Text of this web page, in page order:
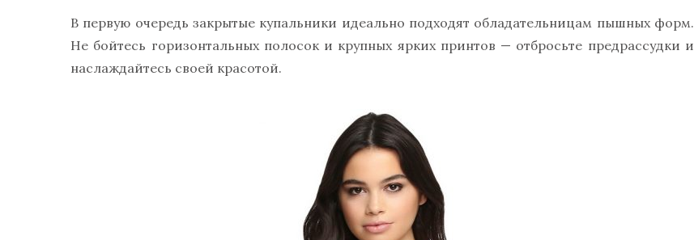
В первую очередь закрытые купальники идеально подходят обладательницам пышных форм.
Не бойтесь горизонтальных полосок и крупных ярких принтов — отбросьте предрассудки и
наслаждайтесь своей красотой.